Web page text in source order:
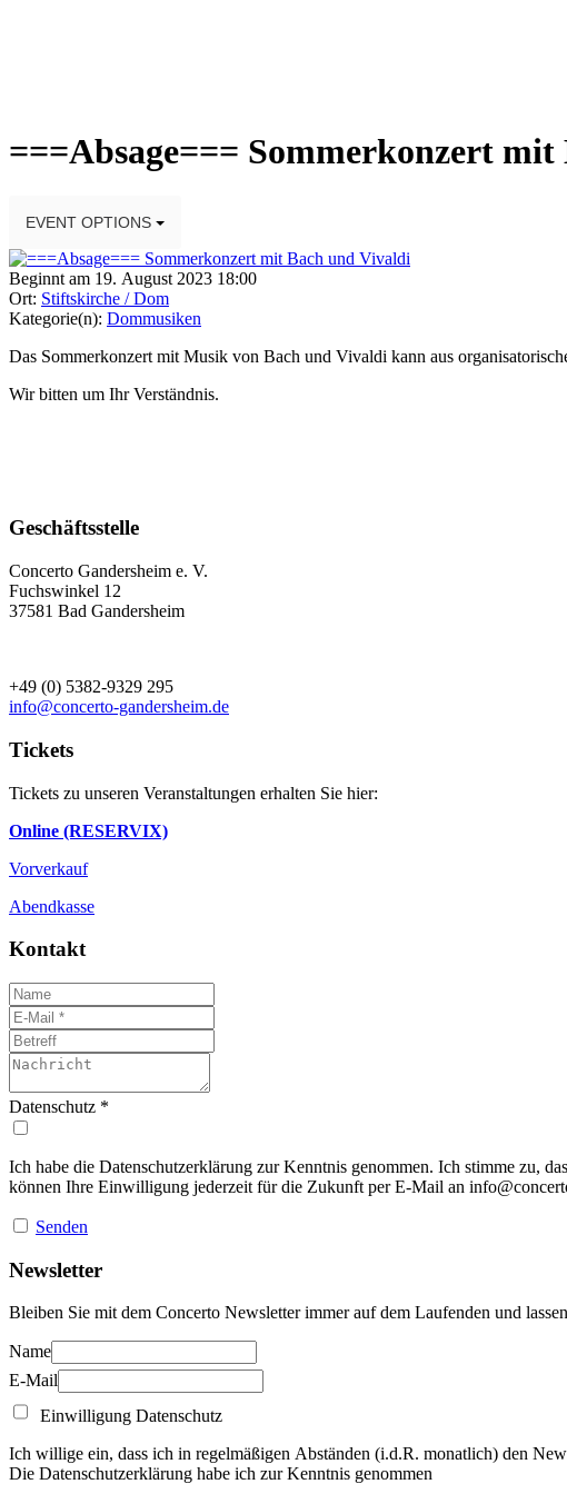
===Absage=== Sommerkonzert
EVENT OPTIONS
Beginnt am 19. August 2023 18:00
Ort: Stiftskirche / Dom
Kategorie(n): Dommusiken
Das Sommerkonzert mit Musik von Bach und Vivaldi kann aus
Wir bitten um Ihr Verständnis.
Geschäftsstelle
Concerto Gandersheim e. V.
Fuchswinkel 12
37581 Bad Gandersheim
+49 (0) 5382-9329 295
info@concerto-gandersheim.de
Tickets
Tickets zu unseren Veranstaltungen erhalten Sie hier:
Online (RESERVIX)
Vorverkauf
Abendkasse
Kontakt
Datenschutz *
Ich habe die Datenschutzerklärung zur Kenntnis genommen. Ich stimme zu,
können Ihre Einwilligung jederzeit für die Zukunft per E-Mail an
Senden
Newsletter
Bleiben Sie mit dem Concerto Newsletter immer auf dem Laufenden und
Name
E-Mail
Einwilligung Datenschutz
Ich willige ein, dass ich in regelmäßigen Abständen (i.d.R. monatlich) den
Die Datenschutzerklärung habe ich zur Kenntnis genommen